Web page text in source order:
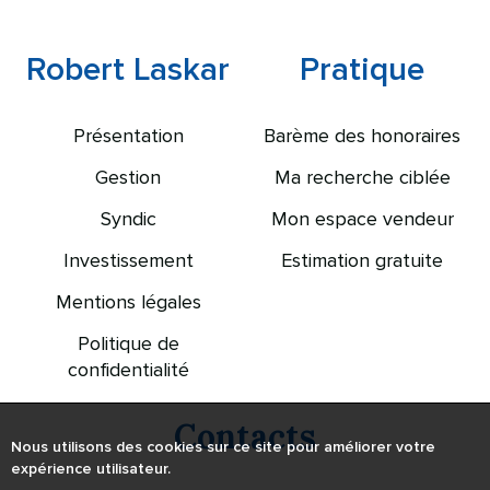
Robert Laskar
Présentation
Gestion
Syndic
Investissement
Mentions légales
Politique de
confidentialité
Pratique
Barème des honoraires
Ma recherche ciblée
Mon espace vendeur
Estimation gratuite
Contacts
Nous utilisons des cookies sur ce site pour améliorer votre
expérience utilisateur.